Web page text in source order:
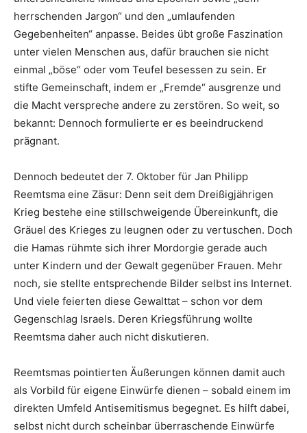
herrschenden Jargon“ und den „umlaufenden
Gegebenheiten“ anpasse. Beides übt große Faszination
unter vielen Menschen aus, dafür brauchen sie nicht
einmal „böse“ oder vom Teufel besessen zu sein. Er
stifte Gemeinschaft, indem er „Fremde“ ausgrenze und
die Macht verspreche andere zu zerstören. So weit, so
bekannt: Dennoch formulierte er es beeindruckend
prägnant.
Dennoch bedeutet der 7. Oktober für Jan Philipp
Reemtsma eine Zäsur: Denn seit dem Dreißigjährigen
Krieg bestehe eine stillschweigende Übereinkunft, die
Gräuel des Krieges zu leugnen oder zu vertuschen. Doch
die Hamas rühmte sich ihrer Mordorgie gerade auch
unter Kindern und der Gewalt gegenüber Frauen. Mehr
noch, sie stellte entsprechende Bilder selbst ins Internet.
Und viele feierten diese Gewalttat – schon vor dem
Gegenschlag Israels. Deren Kriegsführung wollte
Reemtsma daher auch nicht diskutieren.
Reemtsmas pointierten Äußerungen können damit auch
als Vorbild für eigene Einwürfe dienen – sobald einem im
direkten Umfeld Antisemitismus begegnet. Es hilft dabei,
selbst nicht durch scheinbar überraschende Einwürfe